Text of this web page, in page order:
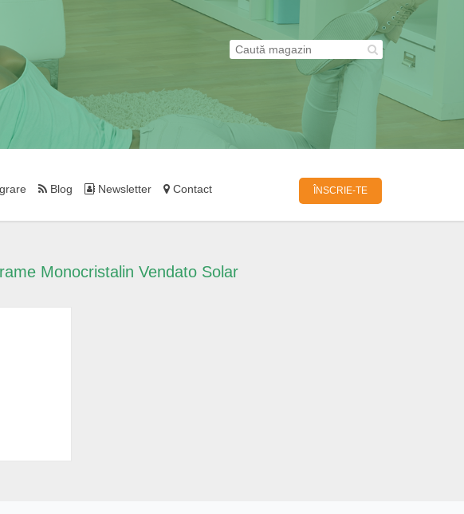
Blog Newsletter Contact ÎNSCRIE-TE
Monocristalin Vendato Solar